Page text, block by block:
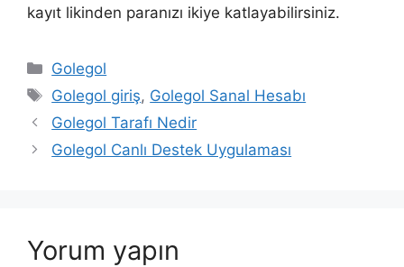
kayıt likinden paranızı ikiye katlayabilirsiniz.
Kategoriler
Golegol
Etiketler
Golegol giriş, Golegol Sanal Hesabı
Golegol Tarafı Nedir
Golegol Canlı Destek Uygulaması
Yorum yapın